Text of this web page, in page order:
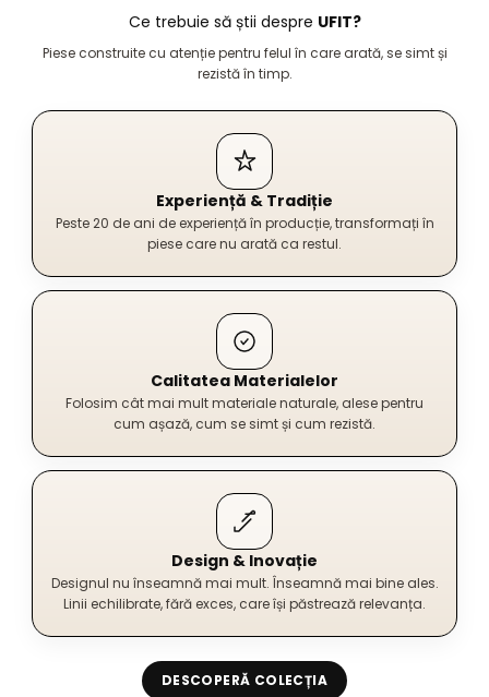
Ce trebuie să știi despre UFIT?
Piese construite cu atenție pentru felul în care arată, se simt și
rezistă în timp.
Experiență & Tradiție
Peste 20 de ani de experiență în producție, transformați în
piese care nu arată ca restul.
Calitatea Materialelor
Folosim cât mai mult materiale naturale, alese pentru
cum așază, cum se simt și cum rezistă.
Design & Inovație
Designul nu înseamnă mai mult. Înseamnă mai bine ales.
Linii echilibrate, fără exces, care își păstrează relevanța.
DESCOPERĂ COLECȚIA